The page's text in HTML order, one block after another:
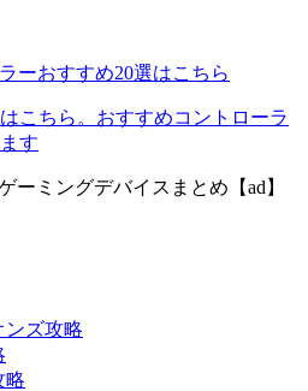
ーおすすめ20選はこちら
こちら。おすすめコントローラ
す
ーミングデバイスまとめ【ad】
ンズ攻略
略